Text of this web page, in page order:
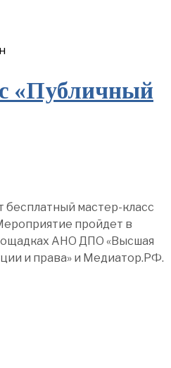
«Публичный
бесплатный мастер-класс
пройдет в
АНО ДПО «Высшая
и права» и Медиатор.РФ.